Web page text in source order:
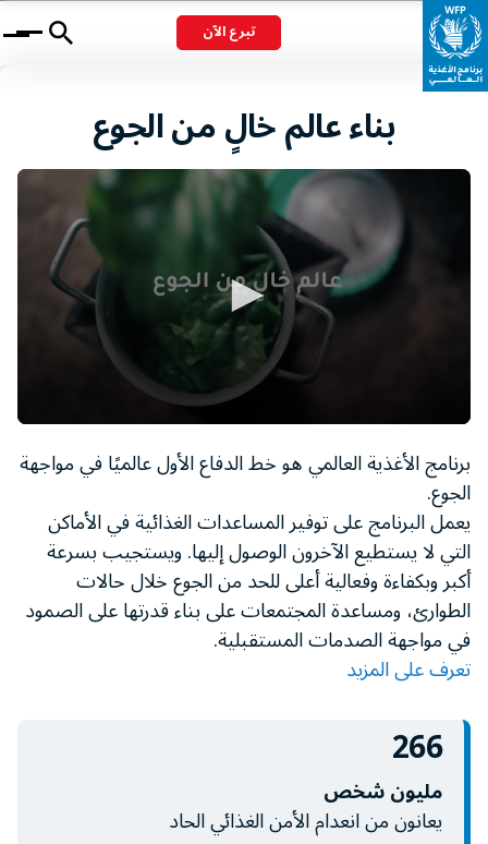
تبرع الآن Menu
بناء عالم خالٍ من الجوع
of
seconds
برنامج الأغذية العالمي هو خط الدفاع الأول عالميًا في مواجهة
الجوع.
يعمل البرنامج على توفير المساعدات الغذائية في الأماكن
التي لا يستطيع الآخرون الوصول إليها. ويستجيب بسرعة
أكبر وبكفاءة وفعالية أعلى للحد من الجوع خلال حالات
الطوارئ، ومساعدة المجتمعات على بناء قدرتها على الصمود
في مواجهة الصدمات المستقبلية.
تعرف على المزيد
266
مليون شخص
يعانون من انعدام الأمن الغذائي الحاد